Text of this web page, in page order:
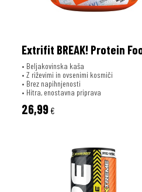
Extrifit BREAK! Protein
• Beljakovinska kaša
• Z riževimi in ovsenimi kosmiči
• Brez napihnjenosti
• Hitra, enostavna priprava
26,99€